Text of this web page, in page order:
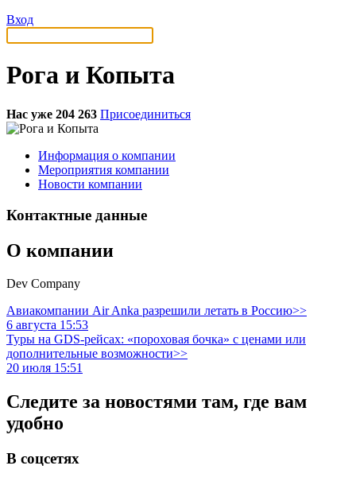
Вход
Рога и Копыта
Нас уже 204 263 Присоединиться
Информация о компании
Мероприятия компании
Новости компании
Контактные данные
О компании
Dev Company
Авиакомпании Air Anka разрешили летать в Россию>>
6 августа 15:53
Туры на GDS-рейсах: «пороховая бочка» с ценами или
дополнительные возможности>>
20 июля 15:51
Следите за новостями там, где вам
удобно
В соцсетях